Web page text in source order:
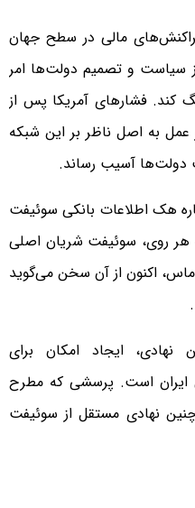
مالی در سطح جهان
سیاست و تصمیم دولت‌ها امر
کند. فشارهای آمریکا پس از
عمل به اصل ناظر بر این شبکه
دولت‌ها آسیب رساند.
هک اطلاعات بانکی سوئیفت
روی، سوئیفت شریان اصلی
اکنون از آن سخن می‌گوید
ایجاد امکان برای
ایران است. پرسشی که مطرح
نهادی مستقل از سوئیفت